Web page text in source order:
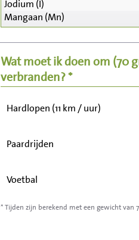
Jodium (I)
Mangaan (Mn)
Wat moet ik doen om (70
verbranden? *
Wandelen (5 km/uur)
Hardlopen (11 km / uur)
Paardrijden
Voetbal
Stofzuigen
* Tijden zijn berekend met een gewicht van